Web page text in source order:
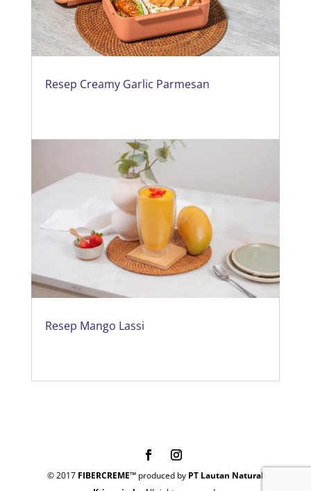
Resep Creamy Garlic Parmesan
Resep Mango Lassi
© 2017 FIBERCREME™produced by PT Lautan Natural